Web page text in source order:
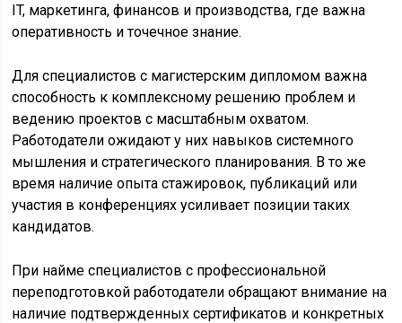
IT, маркетинга, финансов и производства, где важна
оперативность и точечное знание.
Для специалистов с магистерским дипломом важна
способность к комплексному решению проблем и
ведению проектов с масштабным охватом.
Работодатели ожидают у них навыков системного
мышления и стратегического планирования. В то же
время наличие опыта стажировок, публикаций или
участия в конференциях усиливает позиции таких
кандидатов.
При найме специалистов с профессиональной
переподготовкой работодатели обращают внимание на
наличие подтвержденных сертификатов и конкретных